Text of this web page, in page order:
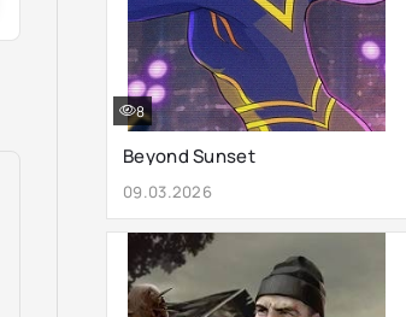
Beyond Sunset
09.03.2026
8